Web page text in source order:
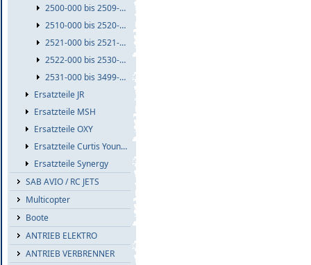
2500-000 bis 2509-999
2510-000 bis 2520-999
2521-000 bis 2521-999
2522-000 bis 2530-999
2531-000 bis 3499-999
Ersatzteile JR
Ersatzteile MSH
Ersatzteile OXY
Ersatzteile Curtis Youngblood
Ersatzteile Synergy
SAB AVIO / RC JETS
Multicopter
Boote
ANTRIEB ELEKTRO
ANTRIEB VERBRENNER